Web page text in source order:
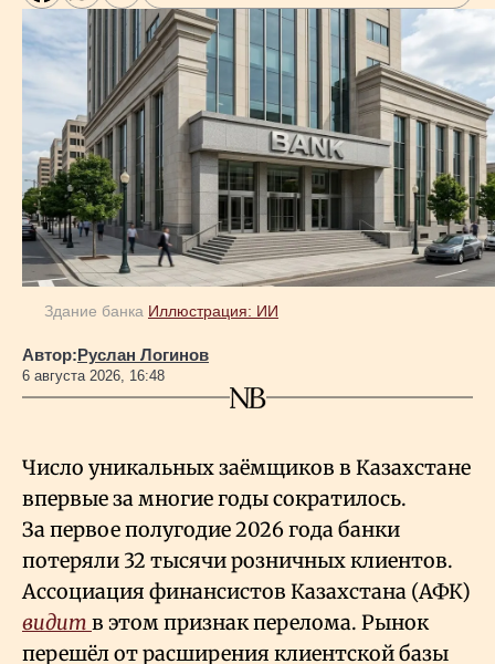
Здание банка Иллюстрация: ИИ
Автор:Руслан Логинов
6 августа 2026, 16:48
Число уникальных заёмщиков в Казахстане
впервые за многие годы сократилось.
За первое полугодие 2026 года банки
потеряли 32 тысячи розничных клиентов.
Ассоциация финансистов Казахстана (АФК)
видит в этом признак перелома. Рынок
перешёл от расширения клиентской базы